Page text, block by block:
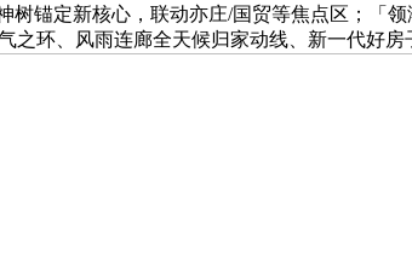
锚定新核心，联动亦庄/国贸等焦点区；「
之环、风雨连廊全天候归家动线、新一代好